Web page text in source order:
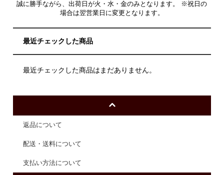
誠に勝手ながら、出荷日が火・水・金のみとなります。 ※祝日の
場合は翌営業日に変更となります。
最近チェックした商品
最近チェックした商品はまだありません。
返品について
配送・送料について
支払い方法について